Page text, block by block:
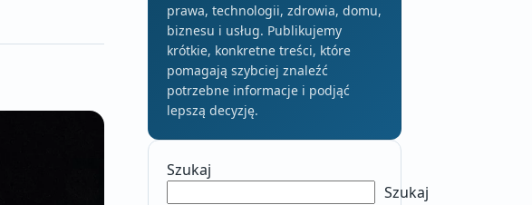
prawa, technologii, zdrowia, domu,
biznesu i usług. Publikujemy
krótkie, konkretne treści, które
pomagają szybciej znaleźć
potrzebne informacje i podjąć
lepszą decyzję.
Szukaj
Szukaj